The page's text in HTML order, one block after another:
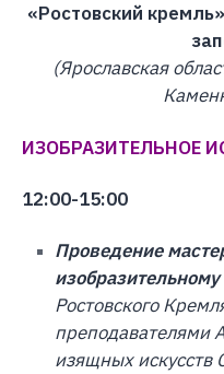
«Ростовский
(Ярославская
ИЗОБРАЗИТЕЛЬНОЕ
12:00-15:00
Проведение
Ростовского
преподавателями
изящных искусств